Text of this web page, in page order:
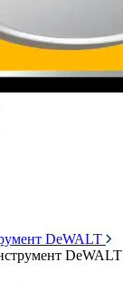
DeWALT
DeWALT